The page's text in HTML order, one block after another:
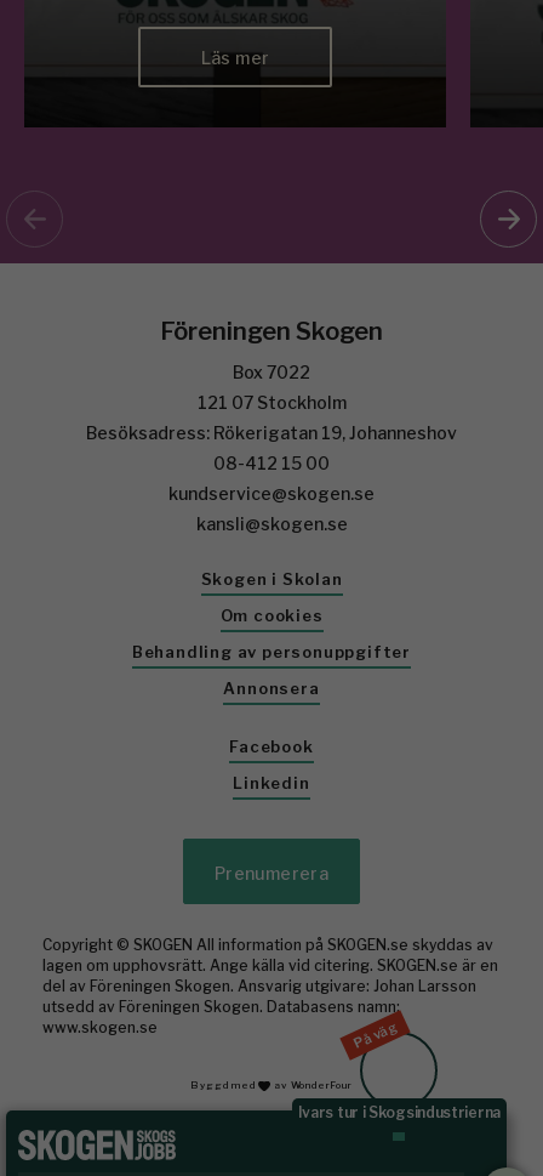
Läs mer
På väg
Ivars tur i Skogsindustrierna
Föreningen Skogen
Box 7022
121 07 Stockholm
Besöksadress: Rökerigatan 19, Johanneshov
08-412 15 00
kundservice@skogen.se
kansli@skogen.se
Skogen i Skolan
Om cookies
Behandling av personuppgifter
Annonsera
Facebook
Linkedin
Prenumerera
Copyright © SKOGEN All information på SKOGEN.se skyddas av
lagen om upphovsrätt. Ange källa vid citering. SKOGEN.se är en
del av Föreningen Skogen. Ansvarig utgivare: Johan Larsson
utsedd av Föreningen Skogen. Databasens namn:
www.skogen.se
Byggd med av WonderFour